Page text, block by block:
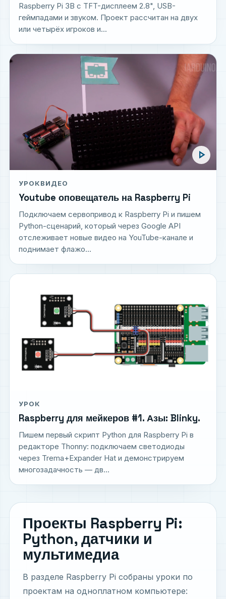
Raspberry Pi 3B с TFT-дисплеем 2.8", USB-
геймпадами и звуком. Проект рассчитан на двух
или четырёх игроков и...
play_arrow
УРОКВИДЕО
Youtube оповещатель на Raspberry Pi
Подключаем сервопривод к Raspberry Pi и пишем
Python-сценарий, который через Google API
отслеживает новые видео на YouTube-канале и
поднимает флажо...
УРОК
Raspberry для мейкеров #1. Азы: Blinky.
Пишем первый скрипт Python для Raspberry Pi в
редакторе Thonny: подключаем светодиоды
через Trema+Expander Hat и демонстрируем
многозадачность — дв...
Проекты Raspberry Pi:
Python, датчики и
мультимедиа
В разделе Raspberry Pi собраны уроки по
проектам на одноплатном компьютере: